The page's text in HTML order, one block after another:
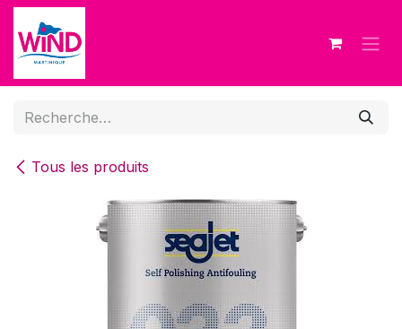
Se rendre au contenu
Tous les produits